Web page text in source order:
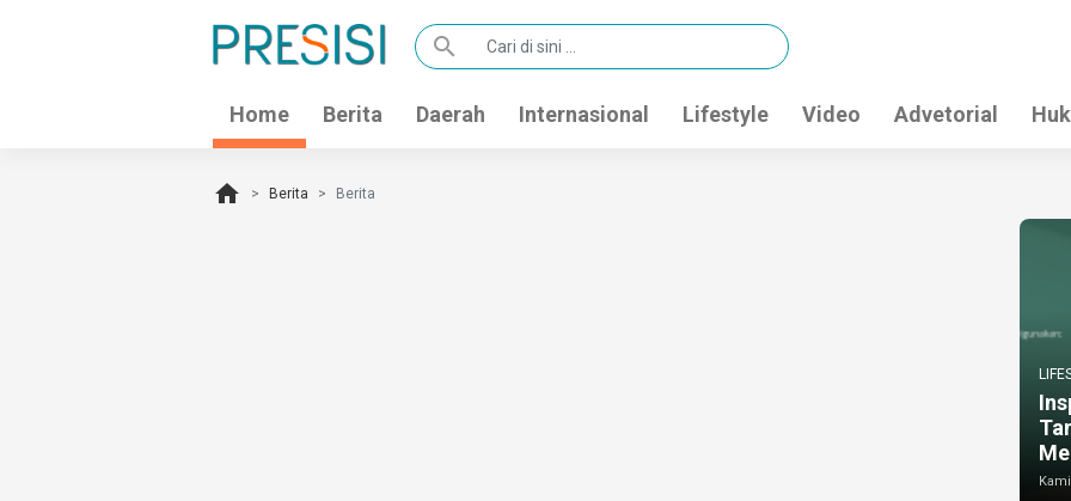
search
Home Berita Daerah Internasional Lifestyle Video Advetorial
home Berita Berita